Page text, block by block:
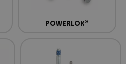
POWERLOK®